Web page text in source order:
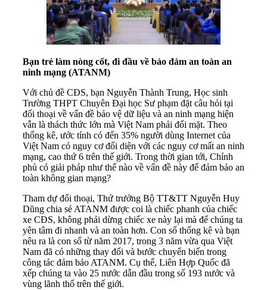
Bạn trẻ làm nòng cốt, đi đầu về bảo đảm an toàn an
ninh mạng (ATANM)
Với chủ đề CĐS, bạn Nguyễn Thành Trung, Học sinh
Trường THPT Chuyên Đại học Sư phạm đặt câu hỏi tại
đối thoại về vấn đề bảo vệ dữ liệu và an ninh mạng hiện
vẫn là thách thức lớn mà Việt Nam phải đối mặt. Theo
thống kê, ước tính có đến 35% người dùng Internet của
Việt Nam có nguy cơ đối diện với các nguy cơ mất an ninh
mạng, cao thứ 6 trên thế giới. Trong thời gian tới, Chính
phủ có giải pháp như thế nào về vấn đề này để đảm bảo an
toàn không gian mạng?
Tham dự đối thoại, Thứ trưởng Bộ TT&TT Nguyễn Huy
Dũng chia sẻ ATANM được coi là chiếc phanh của chiếc
xe CĐS, không phải dừng chiếc xe này lại mà để chúng ta
yên tâm đi nhanh và an toàn hơn. Con số thống kê và bạn
nêu ra là con số từ năm 2017, trong 3 năm vừa qua Việt
Nam đã có những thay đổi và bước chuyển biến trong
công tác đảm bảo ATANM. Cụ thể, Liên Hợp Quốc đã
xếp chúng ta vào 25 nước dẫn đầu trong số 193 nước và
vùng lãnh thổ trên thế giới.